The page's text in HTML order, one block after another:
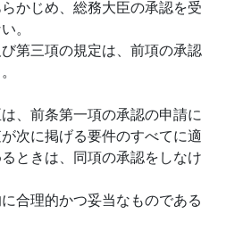
かじめ、総務大臣の承認を受
。
第三項の規定は、前項の承認
、前条第一項の承認の申請に
次に掲げる要件のすべてに適
ときは、同項の承認をしなけ
合理的かつ妥当なものである